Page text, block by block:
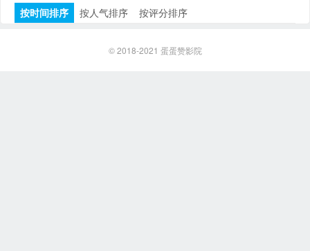
按时间排序
按人气排序 按评分排序
© 2018-2021 蛋蛋赞影院